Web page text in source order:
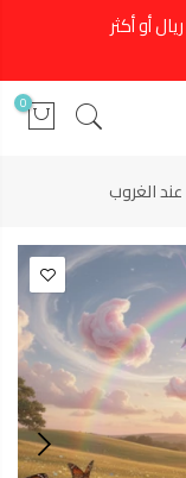
0
الغروب